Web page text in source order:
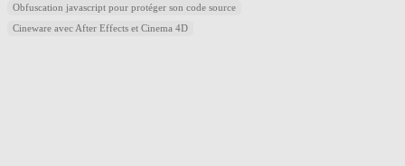
Obfuscation javascript pour protéger son code source
Cineware avec After Effects et Cinema 4D